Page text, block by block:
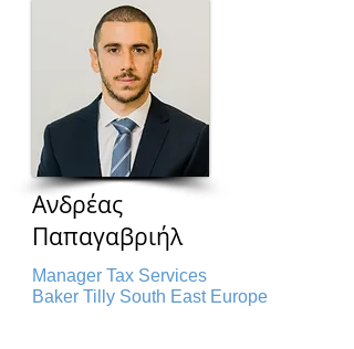
Ανδρέας
Παπαγαβριήλ
Manager Tax Services
Baker Tilly South East Europe